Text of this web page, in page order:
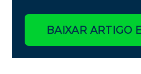
BAIXAR ARTIGO